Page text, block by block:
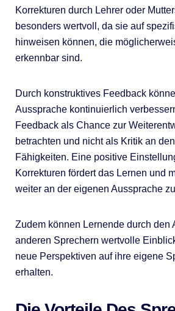
Korrekturen durch Lehrer oder
besonders wertvoll, da sie auf
hinweisen können, die
erkennbar sind.
Durch konstruktives Feedback
Aussprache kontinuierlich
Feedback als Chance zur
betrachten und nicht als Kritik an
Fähigkeiten. Eine positive
Korrekturen fördert das Lernen und
weiter an der eigenen Aussprache
Zudem können Lernende durch den
anderen Sprechern wertvolle
neue Perspektiven auf ihre eigene
erhalten.